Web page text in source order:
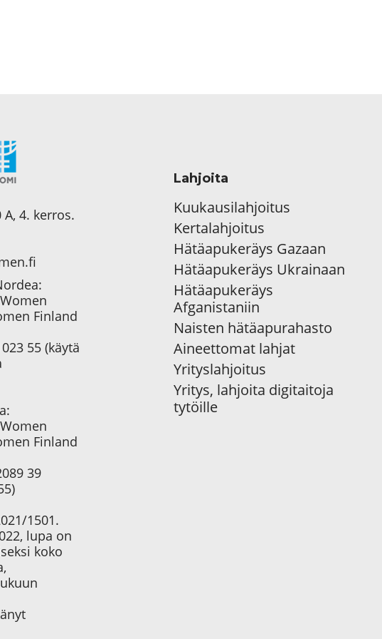
4. kerros.
Finland
55 (käytä
Finland
39
1501.
lupa on
koko
Lahjoita
Kuukausilahjoitus
Kertalahjoitus
Hätäapukeräys Gazaan
Hätäapukeräys Ukrainaan
Hätäapukeräys
Afganistaniin
Naisten hätäapurahasto
Aineettomat lahjat
Yrityslahjoitus
Yritys, lahjoita digitaitoja
tytöille